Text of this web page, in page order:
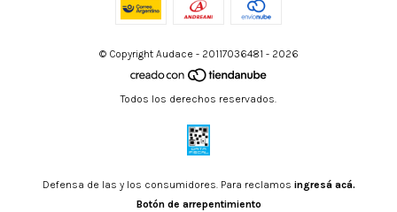
© Copyright Audace - 20117036481 - 2026
Todos los derechos reservados.
Defensa de las y los consumidores. Para reclamos ingresá acá.
Botón de arrepentimiento